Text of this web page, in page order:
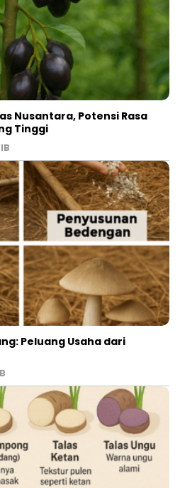
Nusantara, Potensi Rasa
Tinggi
Peluang Usaha dari